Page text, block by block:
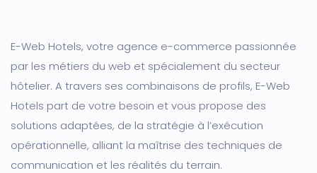
E-Web Hotels, votre agence e-commerce passionnée
par les métiers du web et spécialement du secteur
hôtelier. A travers ses combinaisons de profils, E-Web
Hotels part de votre besoin et vous propose des
solutions adaptées, de la stratégie à l’exécution
opérationnelle, alliant la maîtrise des techniques de
communication et les réalités du terrain.